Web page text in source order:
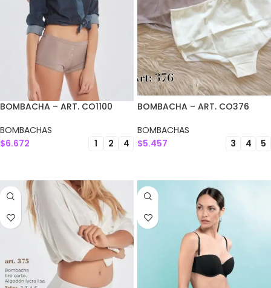
BOMBACHA – ART. CO1100
BOMBACHAS
$6.672 1 2 4
BOMBACHA – ART. CO376
BOMBACHAS
$5.457 3 4 5